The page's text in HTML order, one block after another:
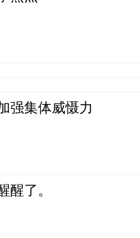
强集体威慑力
醒了。